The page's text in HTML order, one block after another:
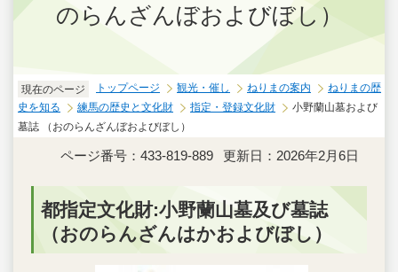
のらんざんぼおよびぼし）
現在のページ トップページ 観光・催し ねりまの案内
ねりまの歴
史を知る
練馬の歴史と文化財 指定・登録文化財
小野蘭山墓および
墓誌 （おのらんざんぼおよびぼし）
ページ番号：433-819-889 更新日：2026年2月6日
都指定文化財:小野蘭山墓及び墓誌
（おのらんざんはかおよびぼし）